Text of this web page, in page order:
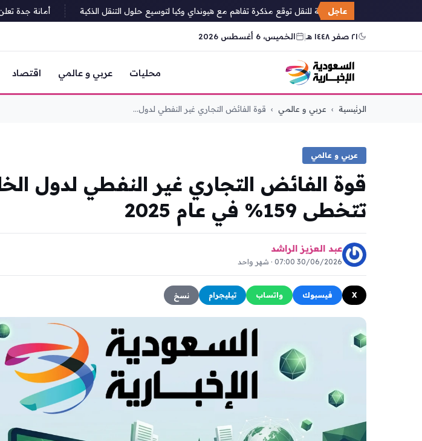
عاجل
الهيئة العامة للنقل توقع مذكرة تفاهم مع هيونداي وكيا لتوسيع حلول التنقل الذكية أمانة جدة تعلن انطلاق مرحلة
٢١ صفر ١٤٤٨ هـ | الخميس، 6 أغسطس 2026
محليات عربي و عالمي اقتصاد
الرئيسية › عربي و عالمي › قوة الفائض التجاري غير النفطي لدول...
عربي و عالمي
قوة الفائض التجاري غير النفطي لدول
تتخطى 159% في عام 2025
عبد العزيز الراشد
30/06/2026 07:00 · شهر واحد
X فيسبوك واتساب تيليجرام نسخ